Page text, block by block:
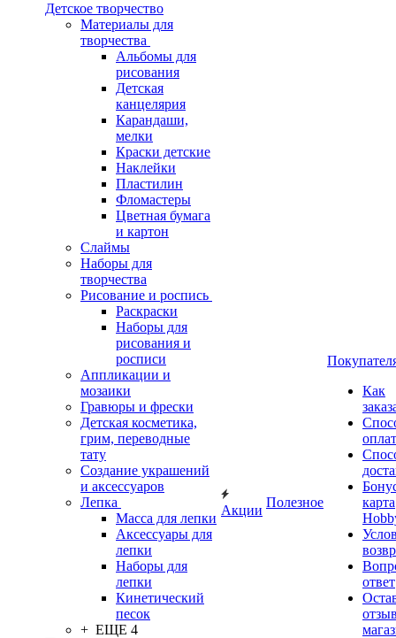
Детское творчество
Материалы для
творчества
Альбомы для
рисования
Детская
канцелярия
Карандаши,
мелки
Краски детские
Наклейки
Пластилин
Фломастеры
Цветная бумага
и картон
Слаймы
Наборы для
творчества
Рисование и роспись
Раскраски
Наборы для
рисования и
росписи
Аппликации и
мозаики
Гравюры и фрески
Детская косметика,
грим, переводные
тату
Создание украшений
и аксессуаров
Лепка
Масса для лепки
Аксессуары для
лепки
Наборы для
лепки
Кинетический
песок
+ ЕЩЕ 4
Акции
Полезное
Как
карта
ответ